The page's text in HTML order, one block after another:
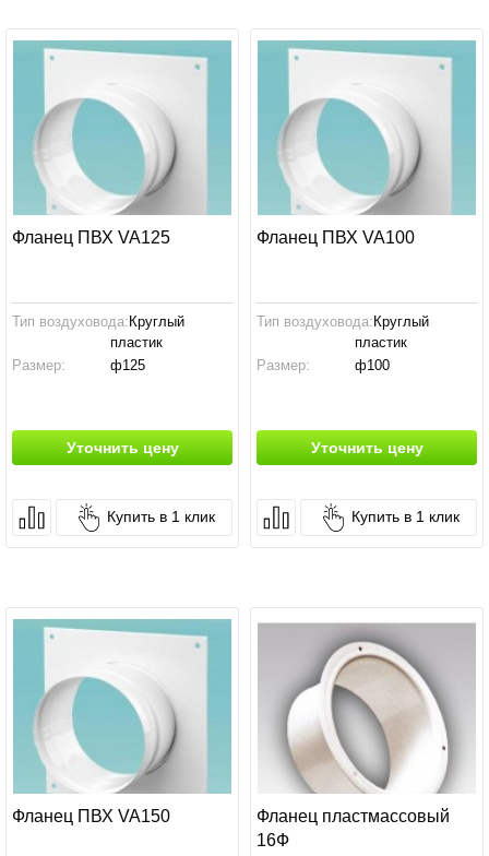
Фланец ПВХ VA125
Тип воздуховода: Круглый
пластик
Размер:
ф125
Уточнить цену
Купить в 1 клик
Фланец ПВХ VA100
Тип воздуховода: Круглый
пластик
Размер:
ф100
Уточнить цену
Купить в 1 клик
Фланец ПВХ VA150
Фланец пластмассовый
16Ф